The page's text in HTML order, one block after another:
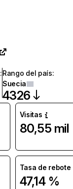
:Rango del país:
Suecia
4326
Visitas
80,55 mil
Tasa de rebote
47,14 %